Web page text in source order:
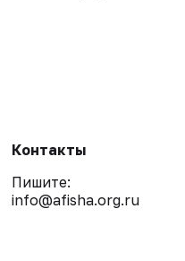
Контакты
Пишите:
info@afisha.org.ru